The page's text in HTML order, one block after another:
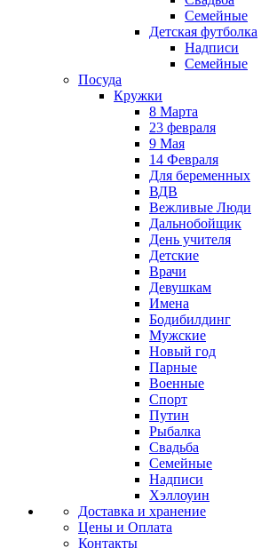
Семейные
Детская футболка
Надписи
Семейные
Посуда
Кружки
8 Марта
23 февраля
9 Мая
14 Февраля
Для беременных
ВДВ
Вежливые Люди
Дальнобойщик
День учителя
Детские
Врачи
Девушкам
Имена
Бодибилдинг
Мужские
Новый год
Парные
Военные
Спорт
Путин
Рыбалка
Свадьба
Семейные
Надписи
Хэллоуин
Доставка и хранение
Цены и Оплата
Контакты